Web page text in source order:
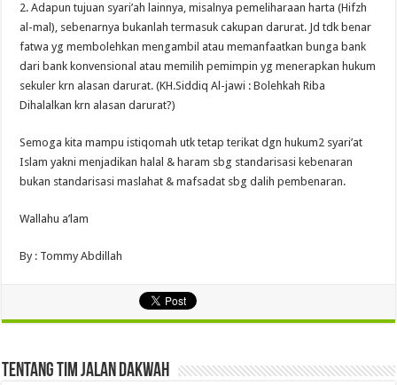
2. Adapun tujuan syari’ah lainnya, misalnya pemeliharaan harta (Hifzh
al-mal), sebenarnya bukanlah termasuk cakupan darurat. Jd tdk benar
fatwa yg membolehkan mengambil atau memanfaatkan bunga bank
dari bank konvensional atau memilih pemimpin yg menerapkan hukum
sekuler krn alasan darurat. (KH.Siddiq Al-jawi : Bolehkah Riba
Dihalalkan krn alasan darurat?)
Semoga kita mampu istiqomah utk tetap terikat dgn hukum2 syari’at
Islam yakni menjadikan halal & haram sbg standarisasi kebenaran
bukan standarisasi maslahat & mafsadat sbg dalih pembenaran.
Wallahu a’lam
By : Tommy Abdillah
Tentang Tim Jalan Dakwah